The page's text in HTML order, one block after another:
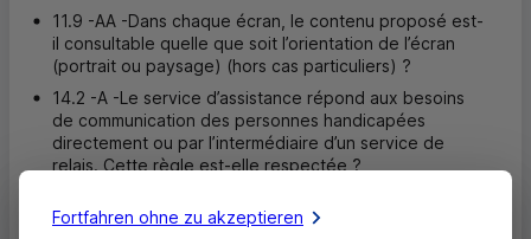
11.9 -AA -Dans chaque écran, le contenu proposé est-
il consultable quelle que soit l’orientation de l’écran
(portrait ou paysage) (hors cas particuliers) ?
14.2 -A -Le service d’assistance répond aux besoins
de communication des personnes handicapées
directement ou par l’intermédiaire d’un service de
relais. Cette règle est-elle respectée ?
Ausnahmen wegen unverhältnismäßiger
Fortfahren ohne zu akzeptieren